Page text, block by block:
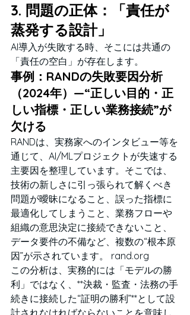
3. 問題の正体：「責任が
蒸発する設計」
AI導入が失敗する時、そこには共通の
「責任の空白」が存在します。
事例：RANDの失敗要因分析
（2024年）—“正しい目的・正
しい指標・正しい業務接続”が
欠ける
RANDは、実務家へのインタビュー等を
通じて、AI/MLプロジェクトが失速する
主要因を整理しています。そこでは、
技術の新しさに引っ張られて解くべき
問題が曖昧になること、誤った指標に
最適化してしまうこと、業務フローや
組織の意思決定に接続できないこと、
データ要件の不備など、複数の“根本原
因”が示されています。 rand.org
この分析は、実務的には「モデルの勝
利」ではなく、**決裁・監査・法務の手
続きに接続した“証明の勝利”**として設